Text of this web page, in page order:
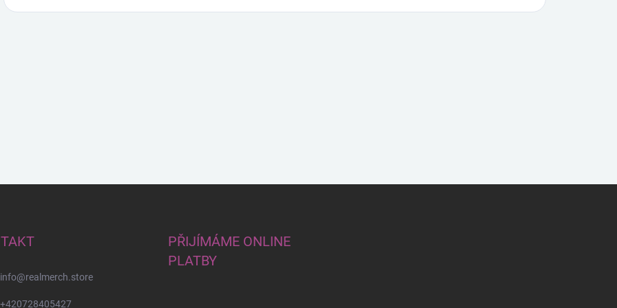
info@realmerch.store
+420728405427
PŘIJÍMÁME ONLINE
PLATBY